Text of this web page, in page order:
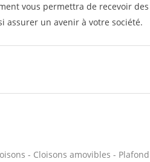
vous permettra de recevoir
assurer un avenir à votre société.
- Cloisons amovibles -